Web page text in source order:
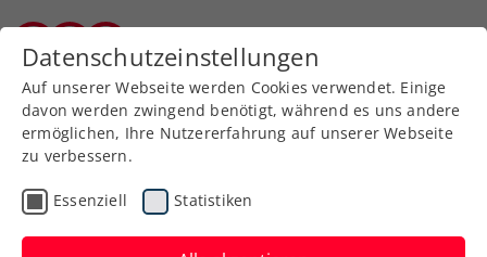
Zurück zur Newsübersicht
Turniere
NÖ Open powered by
Datenschutzeinstellungen
Auf unserer Webseite werden Cookies verwendet. Einige
davon werden zwingend benötigt, während es uns andere
ermöglichen, Ihre Nutzererfahrung auf unserer Webseite
zu verbessern.
Essenziell Statistiken